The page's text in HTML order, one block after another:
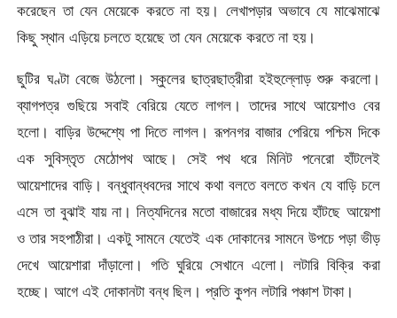
করেছেন তা যেন মেয়েকে করতে না হয়। লেখাপড়ার অভাবে যে মাঝেমাঝে
কিছু স্থান এড়িয়ে চলতে হয়েছে তা যেন মেয়েকে করতে না হয়।
ছুটির ঘণ্টা বেজে উঠলো। স্কুলের ছাত্রছাত্রীরা হইহুল্লোড় শুরু করলো।
ব্যাগপত্র গুছিয়ে সবাই বেরিয়ে যেতে লাগল। তাদের সাথে আয়েশাও বের
হলো। বাড়ির উদ্দেশ্যে পা দিতে লাগল। রূপনগর বাজার পেরিয়ে পশ্চিম দিকে
এক সুবিস্তৃত মেঠোপথ আছে। সেই পথ ধরে মিনিট পনেরো হাঁটলেই
আয়েশাদের বাড়ি। বন্ধুবান্ধবদের সাথে কথা বলতে বলতে কখন যে বাড়ি চলে
এসে তা বুঝাই যায় না। নিত্যদিনের মতো বাজারের মধ্য দিয়ে হাঁটছে আয়েশা
ও তার সহপাঠীরা। একটু সামনে যেতেই এক দোকানের সামনে উপচে পড়া ভীড়
দেখে আয়েশারা দাঁড়ালো। গতি ঘুরিয়ে সেখানে এলো। লটারি বিক্রি করা
হচ্ছে। আগে এই দোকানটা বন্ধ ছিল। প্রতি কুপন লটারি পঞ্চাশ টাকা।